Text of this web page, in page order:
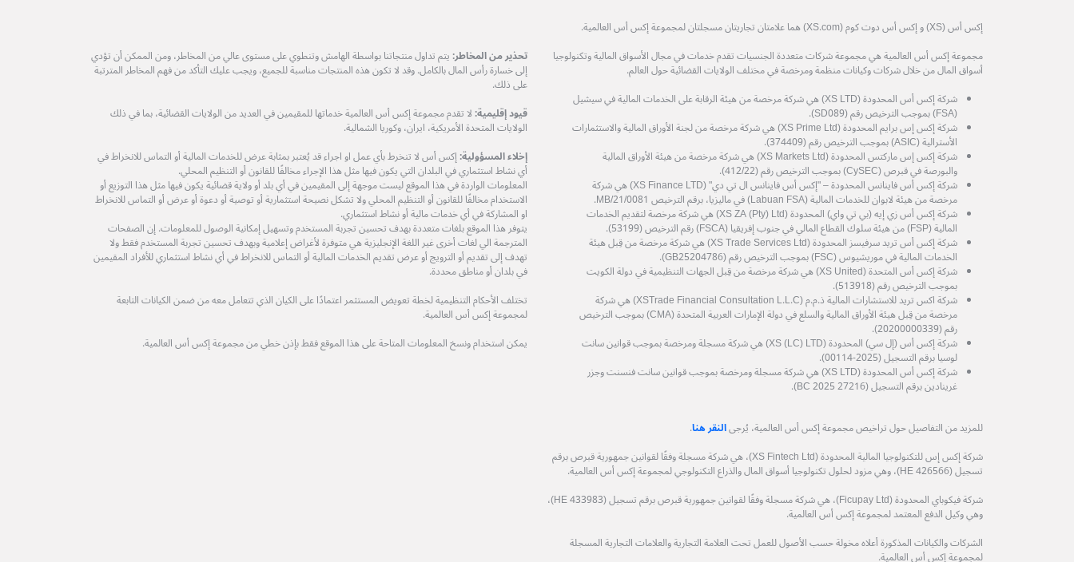
إكس أس (XS) و إكس أس دوت كوم (XS.com) هما علامتان تجاريتان مسجلتان لمجموعة إكس أس العالمية.
مجموعة إكس أس العالمية هي مجموعة شركات متعددة الجنسيات تقدم خدمات في مجال الأسواق المالية وتكنولوجيا
أسواق المال من خلال شركات وكيانات منظمة ومرخصة في مختلف الولايات القضائية حول العالم.
شركة إكس أس المحدودة (XS LTD) هي شركة مرخصة من هيئة الرقابة على الخدمات المالية في سيشيل
(FSA) بموجب الترخيص رقم (SD089).
شركة إكس إس برايم المحدودة (XS Prime Ltd) هي شركة مرخصة من لجنة الأوراق المالية والاستثمارات
الأسترالية (ASIC) بموجب الترخيص رقم (374409).
شركة إكس إس ماركتس المحدودة (XS Markets Ltd) هي شركة مرخصة من هيئة الأوراق المالية
والبورصة في قبرص (CySEC) بموجب الترخيص رقم (412/22).
شركة إكس أس فاينانس المحدودة – "إكس أس فاينانس ال تي دي" (XS Finance LTD) هي شركة
مرخصة من هيئة لابوان للخدمات المالية (Labuan FSA) في ماليزيا، برقم الترخيص MB/21/0081.
شركة إكس أس زي إيه (بي تي واي) المحدودة (XS ZA (Pty) Ltd) هي شركة مرخصة لتقديم الخدمات
المالية (FSP) من هيئة سلوك القطاع المالي في جنوب إفريقيا (FSCA) رقم الترخيص (53199).
شركة إكس أس تريد سرفيسز المحدودة (XS Trade Services Ltd) هي شركة مرخصة من قِبل هيئة
الخدمات المالية في موريشيوس (FSC) بموجب الترخيص رقم (GB25204786).
شركة إكس أس المتحدة (XS United) هي شركة مرخصة من قِبل الجهات التنظيمية في دولة الكويت
بموجب الترخيص رقم (513918).
شركة اكس تريد للاستشارات المالية ذ.م.م (XSTrade Financial Consultation L.L.C) هي شركة
مرخصة من قِبل هيئة الأوراق المالية والسلع في دولة الإمارات العربية المتحدة (CMA) بموجب الترخيص
رقم (20200000339).
شركة إكس أس (إل سي) المحدودة (XS (LC) LTD) هي شركة مسجلة ومرخصة بموجب قوانين سانت
لوسيا برقم التسجيل (2025-00114).
شركة إكس أس المحدودة (XS LTD) هي شركة مسجلة ومرخصة بموجب قوانين سانت فنسنت وجزر
غرينادين برقم التسجيل (27216 BC 2025).
للمزيد من التفاصيل حول تراخيص مجموعة إكس أس العالمية، يُرجىالنقر هنا.
شركة إكس إس للتكنولوجيا المالية المحدودة (XS Fintech Ltd)، هي شركة مسجلة وفقًا لقوانين جمهورية قبرص برقم
تسجيل (HE 426566)، وهي مزود لحلول تكنولوجيا أسواق المال والذراع التكنولوجي لمجموعة إكس أس العالمية.
شركة فيكوباي المحدودة (Ficupay Ltd)، هي شركة مسجلة وفقًا لقوانين جمهورية قبرص برقم تسجيل (HE 433983)،
وهي وكيل الدفع المعتمد لمجموعة إكس أس العالمية.
الشركات والكيانات المذكورة أعلاه مخولة حسب الأصول للعمل تحت العلامة التجارية والعلامات التجارية المسجلة
لمجموعة إكس أس العالمية.
تحذير من المخاطر: يتم تداول منتجاتنا بواسطة الهامش وتنطوي على مستوى عالي من المخاطر، ومن الممكن أن تؤدي
إلى خسارة رأس المال بالكامل. وقد لا تكون هذه المنتجات مناسبة للجميع، ويجب عليك التأكد من فهم المخاطر المترتبة
على ذلك.
قيود إقليمية: لا تقدم مجموعة إكس أس العالمية خدماتها للمقيمين في العديد من الولايات القضائية، بما في ذلك
الولايات المتحدة الأمريكية، ايران، وكوريا الشمالية.
إخلاء المسؤولية:إكس أس لا تنخرط بأي عمل او اجراء قد يُعتبر بمثابة عرض للخدمات المالية أو التماس للانخراط في
أي نشاط استثماري في البلدان التي يكون فيها مثل هذا الإجراء مخالفًا للقانون أو التنظيم المحلي.
المعلومات الواردة في هذا الموقع ليست موجهة إلى المقيمين في أي بلد أو ولاية قضائية يكون فيها مثل هذا التوزيع أو
الاستخدام مخالفًا للقانون أو التنظيم المحلي ولا تشكل نصيحة استثمارية أو توصية أو دعوة أو عرض أو التماس للانخراط
او المشاركة في أي خدمات مالية أو نشاط استثماري.
يتوفر هذا الموقع بلغات متعددة بهدف تحسين تجربة المستخدم وتسهيل إمكانية الوصول للمعلومات. إن الصفحات
المترجمة الي لغات أخرى غير اللغة الإنجليزية هي متوفرة لأغراض إعلامية وبهدف تحسين تجربة المستخدم فقط ولا
تهدف إلى تقديم أو الترويج أو عرض تقديم الخدمات المالية أو التماس للانخراط في أي نشاط استثماري للأفراد المقيمين
في بلدان أو مناطق محددة.
تختلف الأحكام التنظيمية لخطة تعويض المستثمر اعتمادًا على الكيان الذي تتعامل معه من ضمن الكيانات التابعة
لمجموعة إكس أس العالمية.
يمكن استخدام ونسخ المعلومات المتاحة على هذا الموقع فقط بإذن خطي من مجموعة إكس أس العالمية.